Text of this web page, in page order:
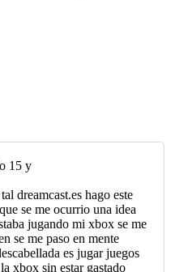
15 y
dreamcast.es hago este
se me ocurrio una idea
jugando mi xbox se me
se me paso en mente
es jugar juegos
xbox sin estar gastado